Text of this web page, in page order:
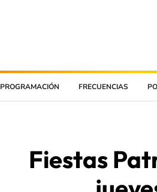
PROGRAMACIÓN FRECUENCIAS
Fiestas